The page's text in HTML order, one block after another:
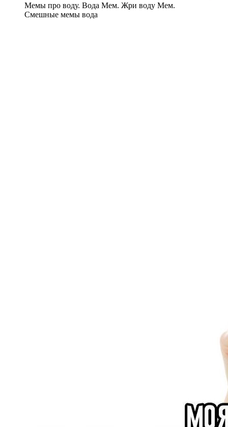
Мемы про воду. Вода Мем. Жри воду Мем.
Смешные мемы вода